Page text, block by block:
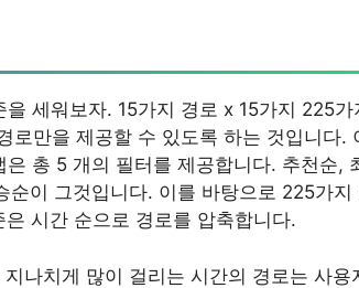
세워보자. 15가지 경로 x 15가지 225가
로만을 제공할 수 있도록 하는 것입니다.
총 5 개의 필터를 제공합니다. 추천순,
이 그것입니다. 이를 바탕으로 225가지
시간 순으로 경로를 압축합니다.
나치게 많이 걸리는 시간의 경로는 사용